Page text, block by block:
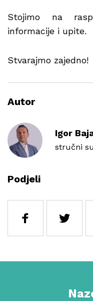
Stojimo na
informacije i upite.
Stvarajmo zajedno!
Autor
Igor
stručni
Podjeli